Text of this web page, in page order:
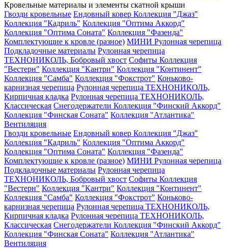
Кровельные материалы и элементы скатной крыши
Гвозди кровельные Ендовный ковер Коллекция "Джаз"
Коллекция "Кадриль" Коллекция "Оптима Аккорд"
Коллекция "Оптима Соната" Коллекция "Фазенда"
Комплектующие к кровле (разное) МИНИ Рулонная черепица
Подкладочные материалы Рулонная черепица
ТЕХНОНИКОЛЬ, Бобровый хвост Софиты Коллекция
"Вестерн" Коллекция "Кантри" Коллекция "Континент"
Коллекция "Самба" Коллекция "Фокстрот" Коньково-
карнизная черепица Рулонная черепица ТЕХНОНИКОЛЬ,
Кирпичная кладка Рулонная черепица ТЕХНОНИКОЛЬ,
Классическая Снегодержатели Коллекция "Финский Аккорд"
Коллекция "Финская Соната" Коллекция "Атлантика"
Вентиляция
Гвозди кровельные Ендовный ковер Коллекция "Джаз"
Коллекция "Кадриль" Коллекция "Оптима Аккорд"
Коллекция "Оптима Соната" Коллекция "Фазенда"
Комплектующие к кровле (разное) МИНИ Рулонная черепица
Подкладочные материалы Рулонная черепица
ТЕХНОНИКОЛЬ, Бобровый хвост Софиты Коллекция
"Вестерн" Коллекция "Кантри" Коллекция "Континент"
Коллекция "Самба" Коллекция "Фокстрот" Коньково-
карнизная черепица Рулонная черепица ТЕХНОНИКОЛЬ,
Кирпичная кладка Рулонная черепица ТЕХНОНИКОЛЬ,
Классическая Снегодержатели Коллекция "Финский Аккорд"
Коллекция "Финская Соната" Коллекция "Атлантика"
Вентиляция